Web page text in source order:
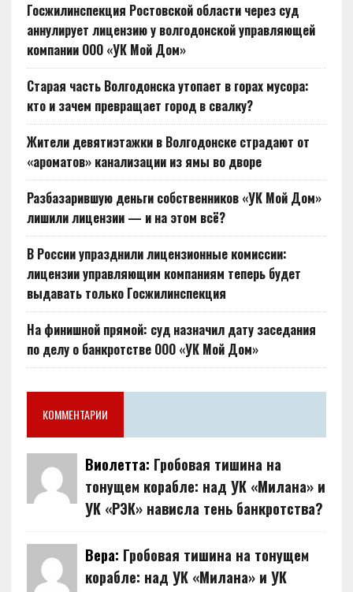
Госжилинспекция Ростовской области через суд
аннулирует лицензию у волгодонской управляющей
компании ООО «УК Мой Дом»
Старая часть Волгодонска утопает в горах мусора:
кто и зачем превращает город в свалку?
Жители девятиэтажки в Волгодонске страдают от
«ароматов» канализации из ямы во дворе
Разбазарившую деньги собственников «УК Мой Дом»
лишили лицензии — и на этом всё?
В России упразднили лицензионные комиссии:
лицензии управляющим компаниям теперь будет
выдавать только Госжилинспекция
На финишной прямой: суд назначил дату заседания
по делу о банкротстве ООО «УК Мой Дом»
КОММЕНТАРИИ
Виолетта: Гробовая тишина на
тонущем корабле: над УК «Милана» и
УК «РЭК» нависла тень банкротства?
Вера: Гробовая тишина на тонущем
корабле: над УК «Милана» и УК